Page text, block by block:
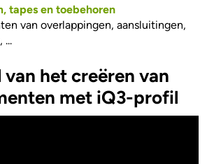
tapes en toebehoren
van overlappingen, aansluitingen,
...
het creëren van
met iQ3-profil